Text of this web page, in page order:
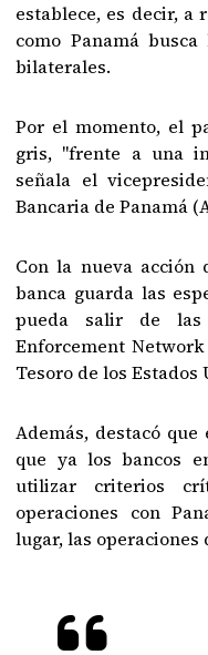
establece, es decir, a
como Panamá
bilaterales.
Por el momento, el
gris, "frente a una
señala el
Bancaria de Panamá
Con la nueva acción
banca guarda las
pueda salir de
Enforcement
Tesoro de los Estados
Además, destacó
que ya los bancos
utilizar criterios
operaciones con
lugar, las operaciones